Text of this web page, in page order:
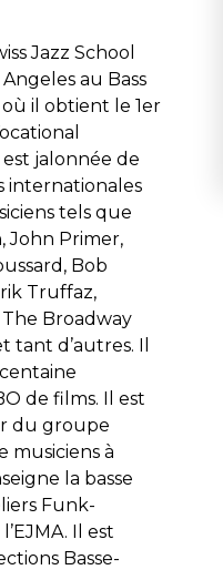
Jazz School
au Bass
il obtient le 1er
est jalonnée de
internationales
tels que
John Primer,
Bob
Truffaz,
The Broadway
tant d’autres. Il
de films. Il est
du groupe
musiciens à
la basse
Funk-
Il est
Basse-